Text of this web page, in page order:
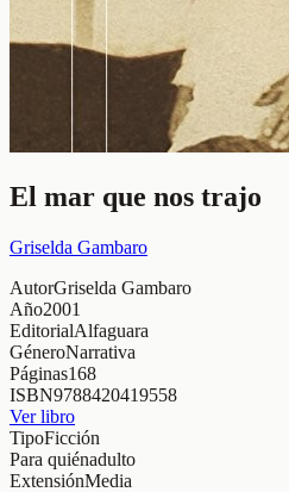
El mar que nos trajo
Griselda Gambaro
AutorGriselda Gambaro
Año2001
EditorialAlfaguara
GéneroNarrativa
Páginas168
ISBN9788420419558
Ver libro
TipoFicción
Para quiénadulto
ExtensiónMedia